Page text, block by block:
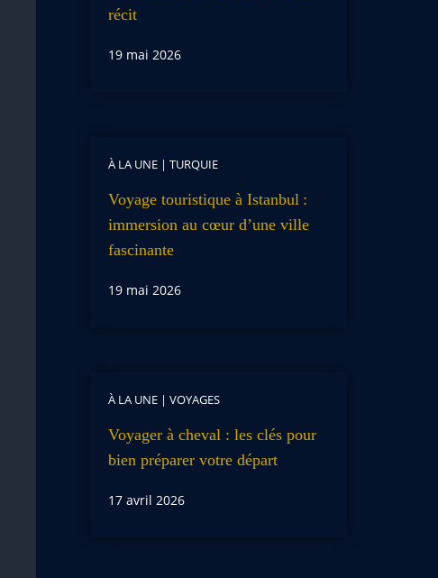
récit
19 mai 2026
À LA UNE| TURQUIE
Voyage touristique à Istanbul :
immersion au cœur d’une ville
fascinante
19 mai 2026
À LA UNE| VOYAGES
Voyager à cheval : les clés pour
bien préparer votre départ
17 avril 2026